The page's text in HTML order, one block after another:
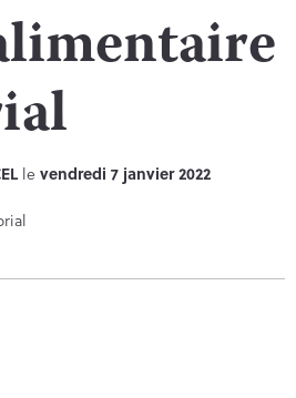
le vendredi 7 janvier 2022